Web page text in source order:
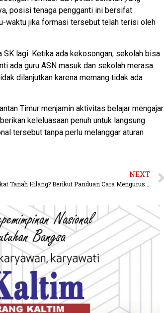
posisi tenaga pengganti ini bersifat
waktu jika formasi tersebut telah terisi oleh
SK lagi. Ketika ada kekosongan, sekolah bisa
ada guru ASN masuk dan sekolah merasa
dilanjutkan karena memang tidak ada
Timur menjamin aktivitas belajar mengajar
keleluasaan penuh untuk langsung
tersebut tanpa perlu melanggar aturan
NEXT
Sertipikat Tanah Hilang? Berikut Panduan Cara Mengurusnya